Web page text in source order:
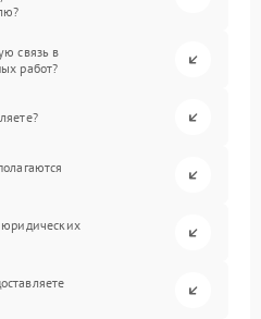
связь в
работ?